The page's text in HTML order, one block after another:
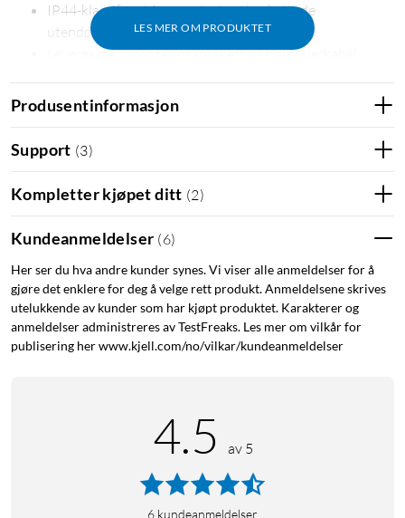
LES MER OM PRODUKTET
IP44-klassifisert for montering i beskyttede
utendørsmiljøer.
Leveres med monteringsbrakett og høyttalerkabel.
Bygg ut til et stereopar
Loud 500 Passive er utviklet som et supplement til Loud 500
stereopar med venstre og høyre kanal, noe som gir et bredere
gjør den til et godt valg når du vil bygge en fast lydløsning for
Tilpasset for fast installasjon utendørs
Høyttaleren er laget for fast montering og leveres med
monteringsbrakett, festeskruer og høyttalerkabel.
i en pergola eller på andre steder der høyttaleren ikke utsettes
direkte for regn og hardt vær. Braketten gjør det også mulig å
vinkle høyttaleren mot lytteområdet.
Utviklet for Loud 500 Active
Produsentinformasjon
Support (3)
Kompletter kjøpet ditt (2)
Kundeanmeldelser (6)
Her ser du hva andre kunder synes. Vi viser alle anmeldelser for å
gjøre det enklere for deg å velge rett produkt. Anmeldelsene skrives
utelukkende av kunder som har kjøpt produktet. Karakterer og
anmeldelser administreres av TestFreaks. Les mer om vilkår for
publisering her www.kjell.com/no/vilkar/kundeanmeldelser
4.5 av 5
6 kundeanmeldelser